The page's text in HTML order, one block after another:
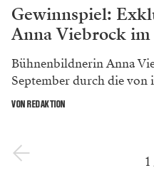
Gewinnspiel:
Anna Viebrock
Bühnenbildnerin Anna
September durch die von
VON REDAKTION
1